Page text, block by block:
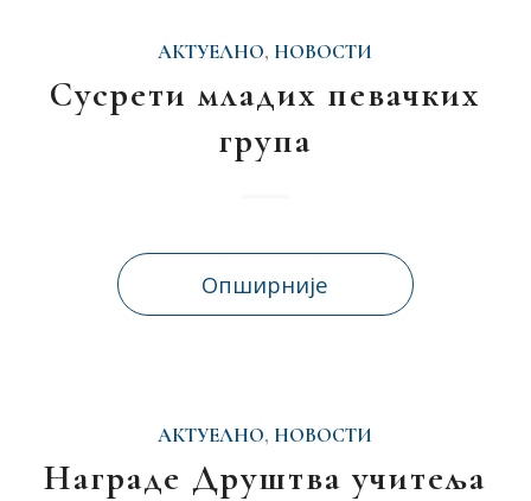
АКТУЕЛНО, НОВОСТИ
Сусрети младих певачких
група
Опширније
АКТУЕЛНО, НОВОСТИ
Награде Друштва учитеља